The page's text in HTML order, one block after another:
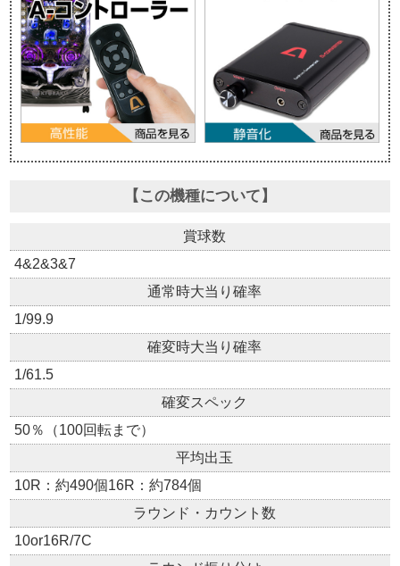
【この機種について】
賞球数
4&2&3&7
通常時大当り確率
1/99.9
確変時大当り確率
1/61.5
確変スペック
50％（100回転まで）
平均出玉
10R：約490個16R：約784個
ラウンド・カウント数
10or16R/7C